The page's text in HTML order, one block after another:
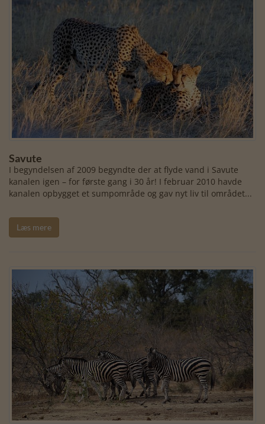
Savute
I begyndelsen af 2009 begyndte der at flyde vand i Savute
kanalen igen – for første gang i 30 år! I februar 2010 havde
kanalen opbygget et sumpområde og gav nyt liv til området...
Læs mere